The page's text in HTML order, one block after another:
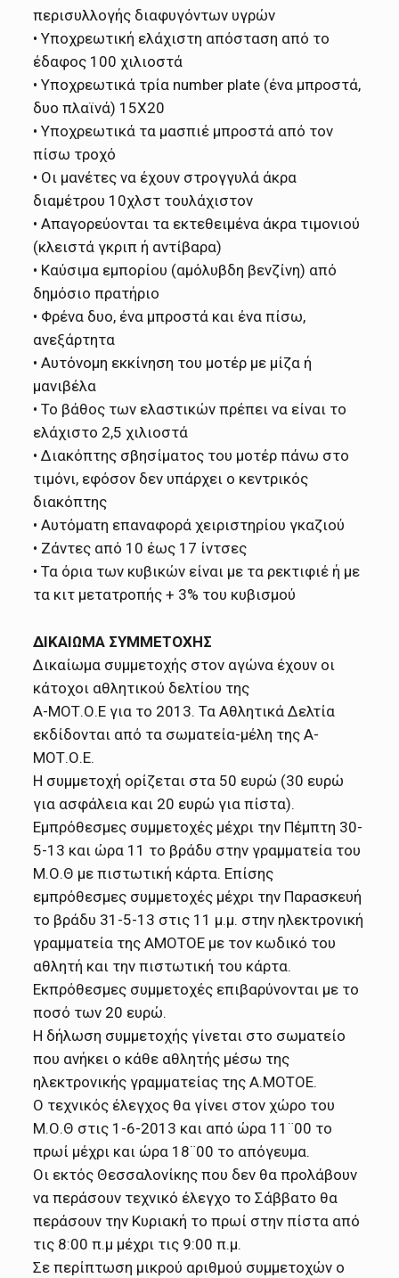
περισυλλογής διαφυγόντων υγρών
• Υποχρεωτική ελάχιστη απόσταση από το
έδαφος 100 χιλιοστά
• Υποχρεωτικά τρία number plate (ένα μπροστά,
δυο πλαϊνά) 15Χ20
• Υποχρεωτικά τα μασπιέ μπροστά από τον
πίσω τροχό
• Οι μανέτες να έχουν στρογγυλά άκρα
διαμέτρου 10χλστ τουλάχιστον
• Απαγορεύονται τα εκτεθειμένα άκρα τιμονιού
(κλειστά γκριπ ή αντίβαρα)
• Καύσιμα εμπορίου (αμόλυβδη βενζίνη) από
δημόσιο πρατήριο
• Φρένα δυο, ένα μπροστά και ένα πίσω,
ανεξάρτητα
• Αυτόνομη εκκίνηση του μοτέρ με μίζα ή
μανιβέλα
• Το βάθος των ελαστικών πρέπει να είναι το
ελάχιστο 2,5 χιλιοστά
• Διακόπτης σβησίματος του μοτέρ πάνω στο
τιμόνι, εφόσον δεν υπάρχει ο κεντρικός
διακόπτης
• Αυτόματη επαναφορά χειριστηρίου γκαζιού
• Ζάντες από 10 έως 17 ίντσες
• Τα όρια των κυβικών είναι με τα ρεκτιφιέ ή με
τα κιτ μετατροπής + 3% του κυβισμού
ΔΙΚΑΙΩΜΑ ΣΥΜΜΕΤΟΧΗΣ
Δικαίωμα συμμετοχής στον αγώνα έχουν οι
κάτοχοι αθλητικού δελτίου της
Α-ΜΟΤ.Ο.Ε για το 2013. Τα Αθλητικά Δελτία
εκδίδονται από τα σωματεία-μέλη της Α-
ΜΟΤ.Ο.Ε.
Η συμμετοχή ορίζεται στα 50 ευρώ (30 ευρώ
για ασφάλεια και 20 ευρώ για πίστα).
Εμπρόθεσμες συμμετοχές μέχρι την Πέμπτη 30-
5-13 και ώρα 11 το βράδυ στην γραμματεία του
Μ.Ο.Θ με πιστωτική κάρτα. Επίσης
εμπρόθεσμες συμμετοχές μέχρι την Παρασκευή
το βράδυ 31-5-13 στις 11 μ.μ. στην ηλεκτρονική
γραμματεία της ΑΜΟΤΟΕ με τον κωδικό του
αθλητή και την πιστωτική του κάρτα.
Εκπρόθεσμες συμμετοχές επιβαρύνονται με το
ποσό των 20 ευρώ.
Η δήλωση συμμετοχής γίνεται στο σωματείο
που ανήκει ο κάθε αθλητής μέσω της
ηλεκτρονικής γραμματείας της Α.ΜΟΤΟΕ.
Ο τεχνικός έλεγχος θα γίνει στον χώρο του
Μ.Ο.Θ στις 1-6-2013 και από ώρα 11¨00 το
πρωί μέχρι και ώρα 18¨00 το απόγευμα.
Οι εκτός Θεσσαλονίκης που δεν θα προλάβουν
να περάσουν τεχνικό έλεγχο το Σάββατο θα
περάσουν την Κυριακή το πρωί στην πίστα από
τις 8:00 π.μ μέχρι τις 9:00 π.μ.
Σε περίπτωση μικρού αριθμού συμμετοχών ο